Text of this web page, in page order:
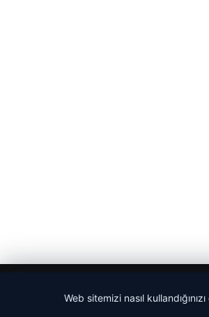
Web sitemizi nasıl